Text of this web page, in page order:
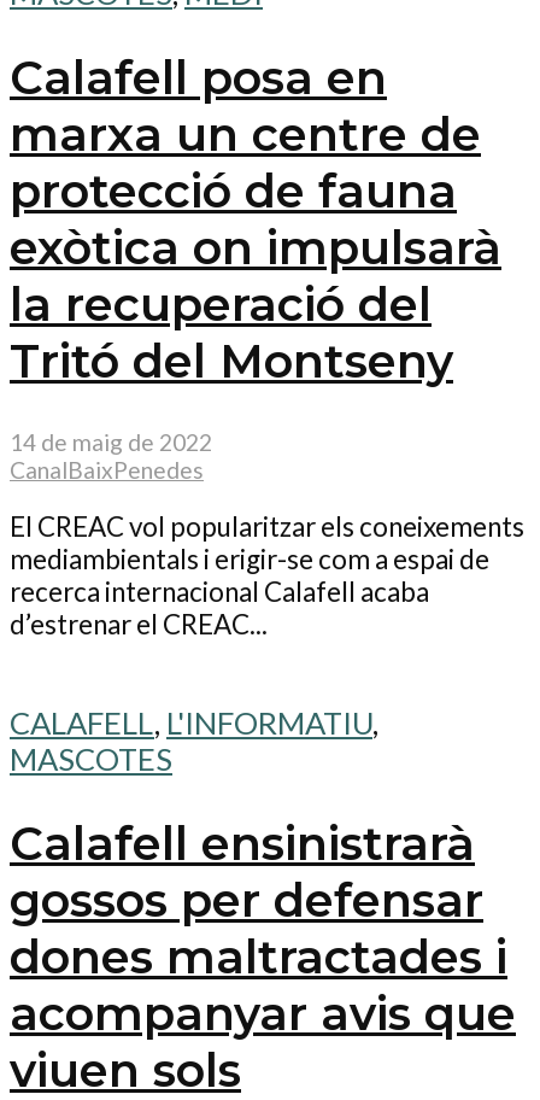
Calafell posa en
marxa un centre de
protecció de fauna
exòtica on impulsarà
la recuperació del
Tritó del Montseny
14 de maig de 2022
CanalBaixPenedes
El CREAC vol popularitzar els coneixements
mediambientals i erigir-se com a espai de
recerca internacional Calafell acaba
d’estrenar el CREAC...
CALAFELL , L'INFORMATIU,
MASCOTES
Calafell ensinistrarà
gossos per defensar
dones maltractades i
acompanyar avis que
viuen sols